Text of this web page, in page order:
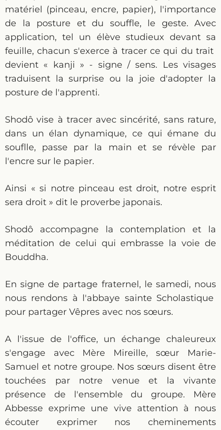
matériel (pinceau, encre, papier), l'importance
de la posture et du souffle, le geste. Avec
application, tel un élève studieux devant sa
feuille, chacun s'exerce à tracer ce qui du trait
devient « kanji » - signe / sens. Les visages
traduisent la surprise ou la joie d'adopter la
posture de l'apprenti.
Shodô vise à tracer avec sincérité, sans rature,
dans un élan dynamique, ce qui émane du
souflle, passe par la main et se révèle par
l'encre sur le papier.
Ainsi « si notre pinceau est droit, notre esprit
sera droit » dit le proverbe japonais.
Shodô accompagne la contemplation et la
méditation de celui qui embrasse la voie de
Bouddha.
En signe de partage fraternel, le samedi, nous
nous rendons à l'abbaye sainte Scholastique
pour partager Vêpres avec nos sœurs.
A l'issue de l'office, un échange chaleureux
s'engage avec Mère Mireille, sœur Marie-
Samuel et notre groupe. Nos sœurs disent être
touchées par notre venue et la vivante
présence de l'ensemble du groupe. Mère
Abbesse exprime une vive attention à nous
écouter exprimer nos cheminements